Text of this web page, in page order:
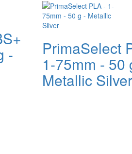
- PrimaSelect
1-75mm - 50
Metallic Silver